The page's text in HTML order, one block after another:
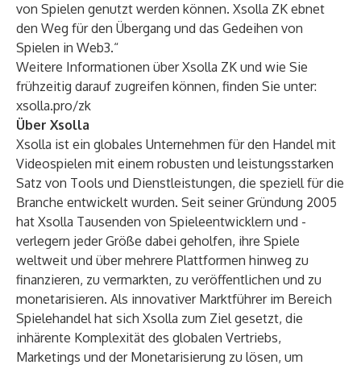
von Spielen genutzt werden können. Xsolla ZK ebnet
den Weg für den Übergang und das Gedeihen von
Spielen in Web3.“
Weitere Informationen über Xsolla ZK und wie Sie
frühzeitig darauf zugreifen können, finden Sie unter:
xsolla.pro/zk
Über Xsolla
Xsolla ist ein globales Unternehmen für den Handel mit
Videospielen mit einem robusten und leistungsstarken
Satz von Tools und Dienstleistungen, die speziell für die
Branche entwickelt wurden. Seit seiner Gründung 2005
hat Xsolla Tausenden von Spieleentwicklern und -
verlegern jeder Größe dabei geholfen, ihre Spiele
weltweit und über mehrere Plattformen hinweg zu
finanzieren, zu vermarkten, zu veröffentlichen und zu
monetarisieren. Als innovativer Marktführer im Bereich
Spielehandel hat sich Xsolla zum Ziel gesetzt, die
inhärente Komplexität des globalen Vertriebs,
Marketings und der Monetarisierung zu lösen, um